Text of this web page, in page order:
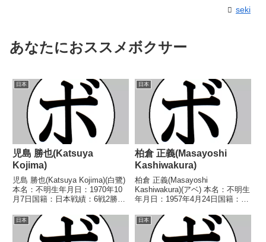
seki
あなたにおススメボクサー
日本
児島 勝也(Katsuya
Kojima)
児島 勝也(Katsuya Kojima)(白鷺)
本名：不明生年月日：1970年10
月7日国籍：日本戦績：6戦2勝4
1991/04/16 ○4R判定 (採点不
明) 中田 隆克(アポ
ロ)1991/06/03 ●3...
日本
柏倉 正義(Masayoshi
Kashiwakura)
柏倉 正義(Masayoshi
Kashiwakura)(アベ) 本名：不明生
年月日：1957年4月24日国籍：日
分 【獲得タイトル】なし 【戦
歴】1980/04/20 ○4R判定 (採点
不明) 目時 良次...
日本 日本